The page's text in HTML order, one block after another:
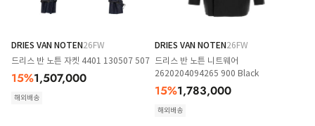
DRIES VAN NOTEN26FW
드리스 반 노튼 자켓 4401 130507 507
15%1,507,000
해외배송
DRIES VAN NOTEN26FW
드리스 반 노튼 니트웨어
2620204094265 900 Black
15%1,783,000
해외배송